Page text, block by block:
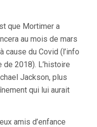
que Mortimer a
au mois de mars
cause du Covid (l’info
de 2018). L’histoire
Jackson, plus
qui lui aurait
amis d’enfance